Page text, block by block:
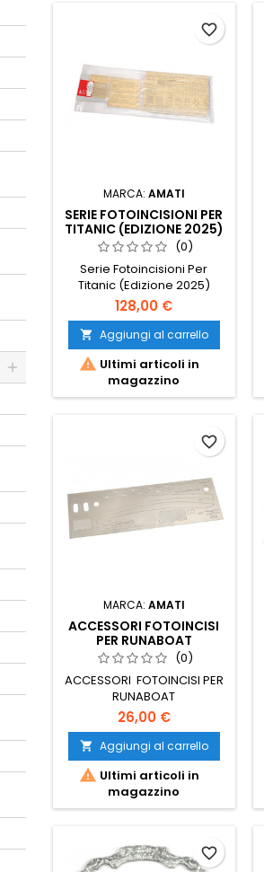
MARCA: AMATI
SERIE FOTOINCISIONI PER
TITANIC (EDIZIONE 2025)
(0)
Serie Fotoincisioni Per
Titanic (Edizione 2025)
128,00 €
 Aggiungi al carrello
 Ultimi articoli in
magazzino
favorite_border
MARCA: AMATI
ACCESSORI FOTOINCISI
PER RUNABOAT
(0)
ACCESSORI FOTOINCISI PER
RUNABOAT
26,00 €
 Aggiungi al carrello
 Ultimi articoli in
magazzino
favorite_border
favorite_border